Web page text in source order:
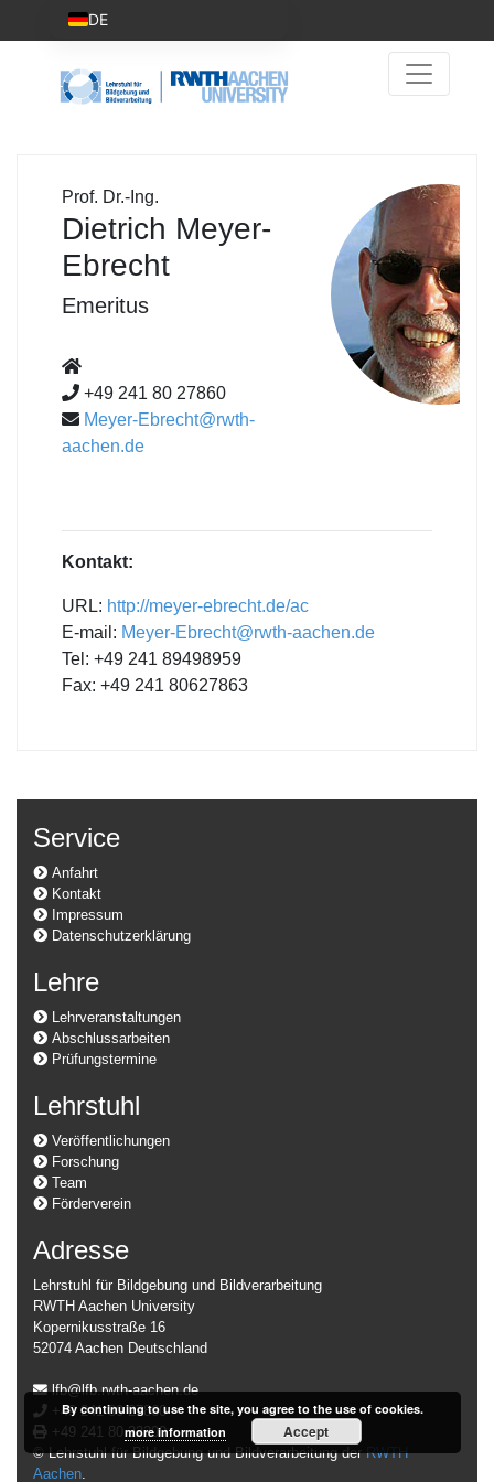
Prof. Dr.-Ing.
Dietrich Meyer-
Ebrecht
Emeritus
+49 241 80 27860
Meyer-Ebrecht@rwth-
aachen.de
Kontakt:
URL: http://meyer-ebrecht.de/ac
E-mail: Meyer-Ebrecht@rwth-aachen.de
Tel: +49 241 89498959
Fax: +49 241 80627863
Service
Anfahrt
Kontakt
Impressum
Datenschutzerklärung
Lehre
Lehrveranstaltungen
Abschlussarbeiten
Prüfungstermine
Lehrstuhl
Veröffentlichungen
Forschung
Team
Förderverein
Adresse
Lehrstuhl für Bildgebung und Bildverarbeitung
RWTH Aachen University
Kopernikusstraße 16
52074 Aachen Deutschland
lfb@lfb.rwth-aachen.de
+49 241 80 27860
+49 241 80 22200
© Lehrstuhl für Bildgebung und Bildverarbeitung derRWTH
Aachen
DE
By continuing to use the site, you agree to the use of cookies.
more information
Accept